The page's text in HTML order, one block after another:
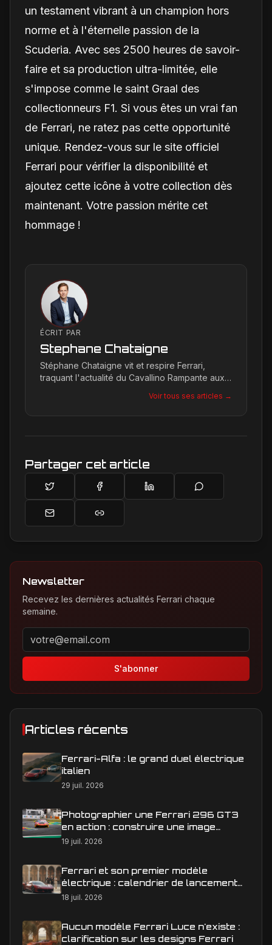
un testament vibrant à un champion hors
norme et à l'éternelle passion de la
Scuderia. Avec ses 2500 heures de savoir-
faire et sa production ultra-limitée, elle
s'impose comme le saint Graal des
collectionneurs F1. Si vous êtes un vrai fan
de Ferrari, ne ratez pas cette opportunité
unique. Rendez-vous sur le site officiel
Ferrari pour vérifier la disponibilité et
ajoutez cette icône à votre collection dès
maintenant. Votre passion mérite cet
hommage !
ÉCRIT PAR
Stephane Chataigne
Stéphane Chataigne vit et respire Ferrari,
traquant l'actualité du Cavallino Rampante aux
permet de décrypter les tendances et les
secrets de la marque, offrant une plongée
passionnés.
Voir tous ses articles →
Partager cet article
Newsletter
Recevez les dernières actualités Ferrari chaque
semaine.
Adresse email pour la newsletter
S'abonner
Articles récents
Ferrari-Alfa : le grand duel électrique
italien
29 juil. 2026
Photographier une Ferrari 296 GT3
en action : construire une image
éditoriale qui raconte la course
19 juil. 2026
Ferrari et son premier modèle
électrique : calendrier de lancement
en Europe
18 juil. 2026
Aucun modèle Ferrari Luce n'existe :
clarification sur les designs Ferrari